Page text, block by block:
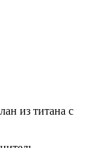
из титана с